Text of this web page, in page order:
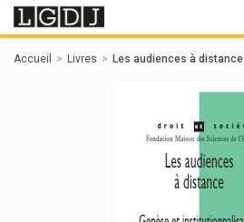
Accueil Livres Les audiences à distance
Panneau de gestion des cookies